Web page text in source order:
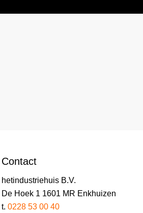
Contact
hetindustriehuis B.V.
De Hoek 1 1601 MR Enkhuizen
t. 0228 53 00 40